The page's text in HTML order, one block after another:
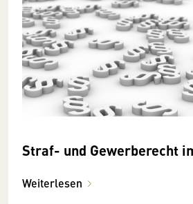
Straf- und Gewerberecht
Weiterlesen